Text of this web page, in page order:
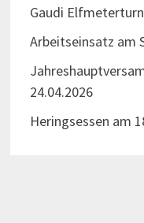
Gaudi
Arbeitseinsatz am
24.04.2026
Heringsessen am